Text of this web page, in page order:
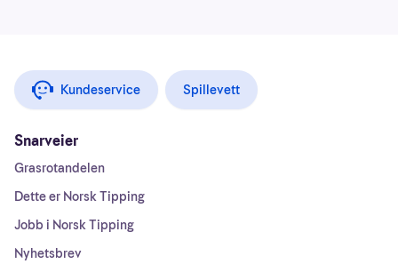
Kundeservice Spillevett
Snarveier
Grasrotandelen
Dette er Norsk Tipping
Jobb i Norsk Tipping
Nyhetsbrev